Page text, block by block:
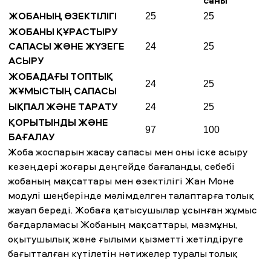
ЖОБАНЫҢ ӨЗЕКТІЛІГІ
25
25
ЖОБАНЫ ҚҰРАСТЫРУ
САПАСЫ ЖӘНЕ ЖҮЗЕГЕ
АСЫРУ
24 25
ЖОБАДАҒЫ ТОПТЫҚ
ЖҰМЫСТЫҢ САПАСЫ
24 25
ЫҚПАЛ ЖӘНЕ ТАРАТУ 24
25
ҚОРЫТЫНДЫ ЖӘНЕ
БАҒАЛАУ
97 100
Жоба жоспарын жасау сапасы мен оны іске асыру
кезеңдері жоғары деңгейде бағаланды, себебі
жобаның мақсаттары мен өзектілігі Жан Моне
модулі шеңберінде мәлімделген талаптарға толық
жауап береді. Жобаға қатысушылар ұсынған жұмыс
бағдарламасы Жобаның мақсаттары, мазмұны,
оқытушылық және ғылыми қызметті жетілдіруге
бағытталған күтілетін нәтижелер туралы толық